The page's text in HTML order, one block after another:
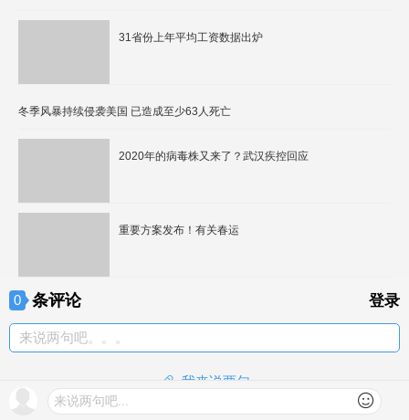
31省份上年平均工资数据出炉
冬季风暴持续侵袭美国 已造成至少63人死亡
2020年的病毒株又来了？武汉疾控回应
重要方案发布！有关春运
0 条评论 登录
来说两句吧。。。
我来说两句
来说两句吧...